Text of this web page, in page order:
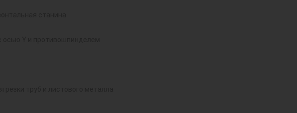
станина
Y и противошпинделем
труб и листового металла